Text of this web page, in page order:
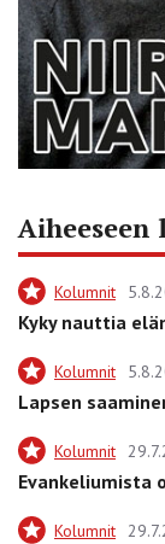
Kolumnit
Kyky nauttia
Kolumnit
Lapsen
Kolumnit
Evankeliumista
Kolumnit